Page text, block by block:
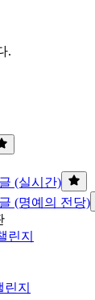
.
(실시간)
(명예의 전당)
린지
지